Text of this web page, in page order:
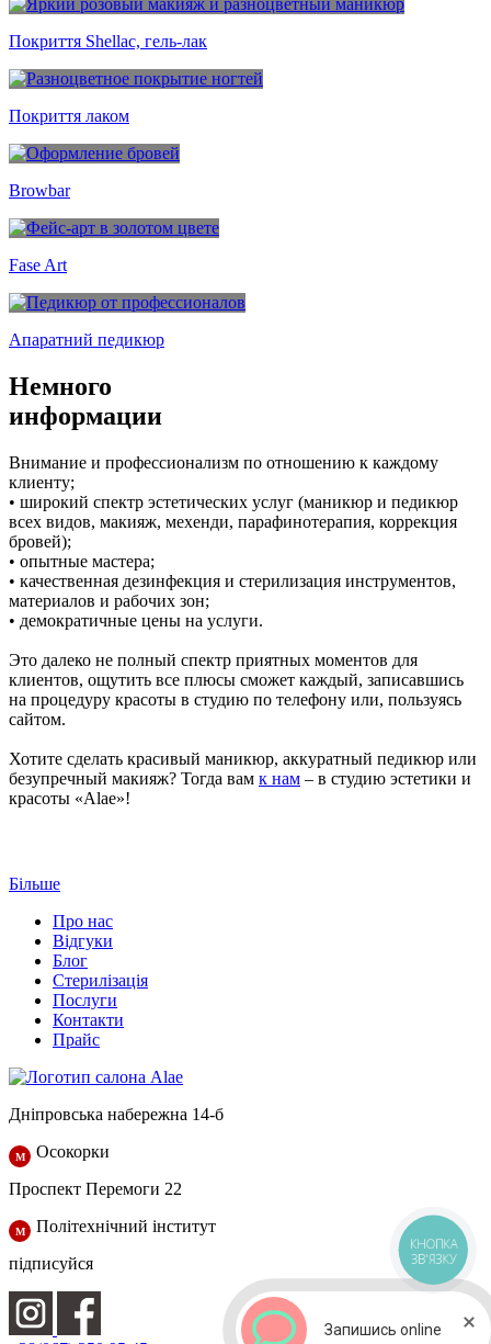
Покриття Shellac, гель-лак
Покриття лаком
Browbar
Fase Art
Апаратний педикюр
Немного
информации
Внимание и профессионализм по отношению к каждому
клиенту;
• широкий спектр эстетических услуг (маникюр и педикюр
всех видов, макияж, мехенди, парафинотерапия, коррекция
бровей);
• опытные мастера;
• качественная дезинфекция и стерилизация инструментов,
материалов и рабочих зон;
• демократичные цены на услуги.
Это далеко не полный спектр приятных моментов для
клиентов, ощутить все плюсы сможет каждый, записавшись
на процедуру красоты в студию по телефону или, пользуясь
сайтом.
Хотите сделать красивый маникюр, аккуратный педикюр или
безупречный макияж? Тогда вам к нам – в студию эстетики и
красоты «Alae»!
Більше
Про нас
Відгуки
Блог
Стерилізація
Послуги
Контакти
Прайс
Дніпровська набережна 14-б
Осокорки
Проспект Перемоги 22
Політехнічний інститут
підписуйся
Запишись online
КНОПКА
ЗВ'ЯЗКУ